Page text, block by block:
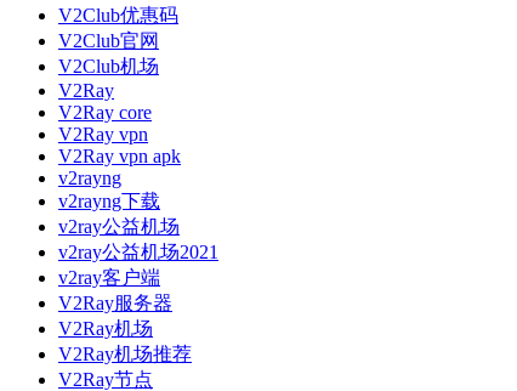
V2Club优惠码
V2Club官网
V2Club机场
V2Ray
V2Ray core
V2Ray vpn
V2Ray vpn apk
v2rayng
v2rayng下载
v2ray公益机场
v2ray公益机场2021
v2ray客户端
V2Ray服务器
V2Ray机场
V2Ray机场推荐
V2Ray节点